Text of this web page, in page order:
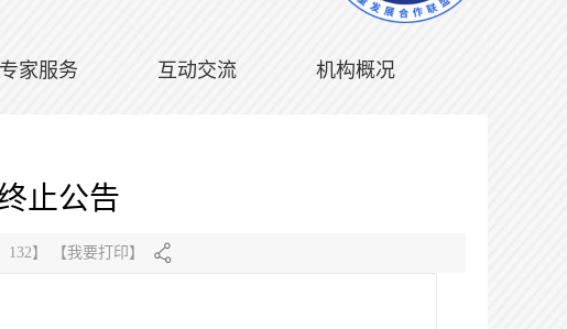
专家服务 互动交流 机构概况
止公告
132】 【我要打印】